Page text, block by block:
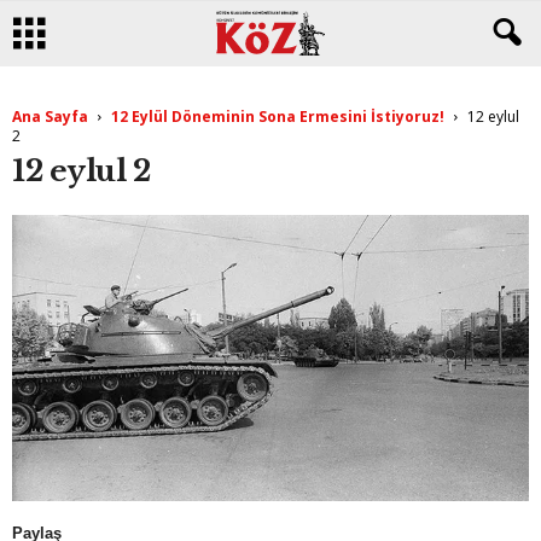
Ana Sayfa 12 Eylül Döneminin Sona Ermesini İstiyoruz!
12 eylul
2
12 eylul 2
Paylaş